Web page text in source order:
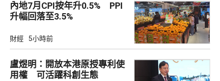
內地7月CPI按年升0.5% PPI
升幅回落至3.5%
財經 5小時前
盧煜明：開放本港原授專利使
用權 可活躍科創生態